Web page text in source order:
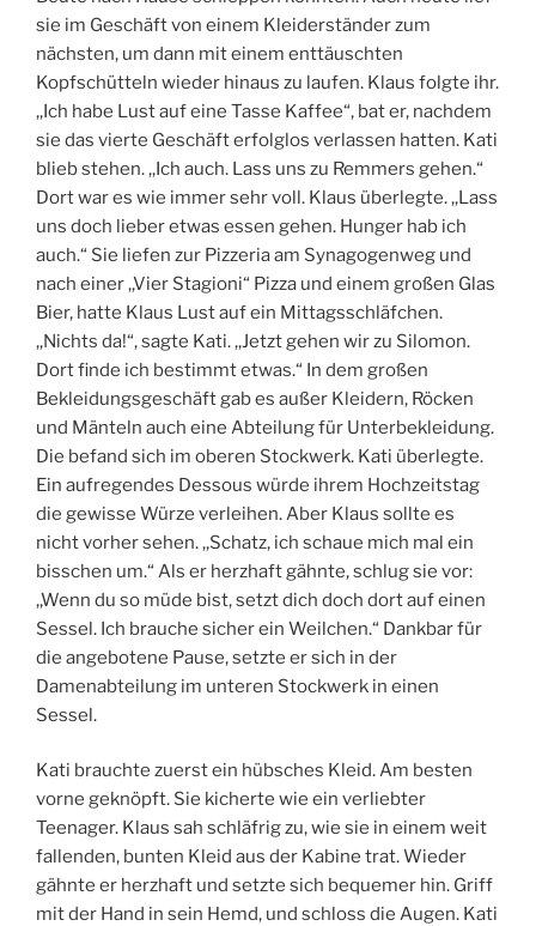
sie im Geschäft von einem Kleiderständer zum
nächsten, um dann mit einem enttäuschten
Kopfschütteln wieder hinaus zu laufen. Klaus folgte ihr.
,,Ich habe Lust auf eine Tasse Kaffee“, bat er, nachdem
sie das vierte Geschäft erfolglos verlassen hatten. Kati
blieb stehen. ,,Ich auch. Lass uns zu Remmers gehen.“
Dort war es wie immer sehr voll. Klaus überlegte. ,,Lass
uns doch lieber etwas essen gehen. Hunger hab ich
auch.“ Sie liefen zur Pizzeria am Synagogenweg und
nach einer ,,Vier Stagioni“ Pizza und einem großen Glas
Bier, hatte Klaus Lust auf ein Mittagsschläfchen.
,,Nichts da!“, sagte Kati. ,,Jetzt gehen wir zu Silomon.
Dort finde ich bestimmt etwas.“ In dem großen
Bekleidungsgeschäft gab es außer Kleidern, Röcken
und Mänteln auch eine Abteilung für Unterbekleidung.
Die befand sich im oberen Stockwerk. Kati überlegte.
Ein aufregendes Dessous würde ihrem Hochzeitstag
die gewisse Würze verleihen. Aber Klaus sollte es
nicht vorher sehen. ,,Schatz, ich schaue mich mal ein
bisschen um.“ Als er herzhaft gähnte, schlug sie vor:
,,Wenn du so müde bist, setzt dich doch dort auf einen
Sessel. Ich brauche sicher ein Weilchen.“ Dankbar für
die angebotene Pause, setzte er sich in der
Damenabteilung im unteren Stockwerk in einen
Sessel.
Kati brauchte zuerst ein hübsches Kleid. Am besten
vorne geknöpft. Sie kicherte wie ein verliebter
Teenager. Klaus sah schläfrig zu, wie sie in einem weit
fallenden, bunten Kleid aus der Kabine trat. Wieder
gähnte er herzhaft und setzte sich bequemer hin. Griff
mit der Hand in sein Hemd, und schloss die Augen. Kati